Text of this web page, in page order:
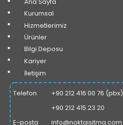
• Kurumsal
• Hizmetlerimiz
• Ürünler
• Bilgi Deposu
• Kariyer
• İletişim
Telefon
+90 212 416 00 76 (pbx)
+90 212 415 23 20
E-posta
info@noktaisitma.com